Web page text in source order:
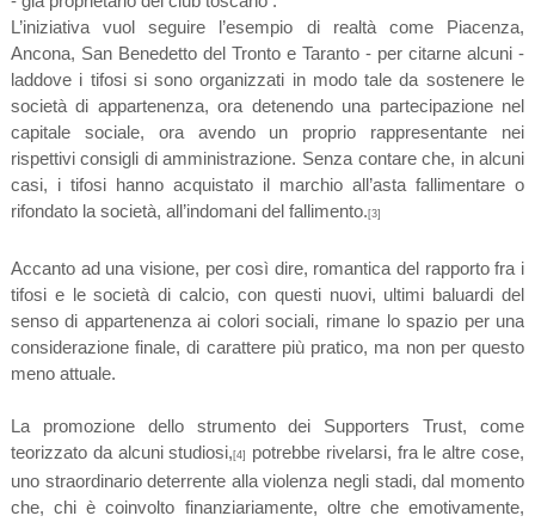
L’iniziativa vuol seguire l’esempio di realtà come Piacenza,
Ancona, San Benedetto del Tronto e Taranto - per citarne alcuni -
laddove i tifosi si sono organizzati in modo tale da sostenere le
società di appartenenza, ora detenendo una partecipazione nel
capitale sociale, ora avendo un proprio rappresentante nei
rispettivi consigli di amministrazione. Senza contare che, in alcuni
casi, i tifosi hanno acquistato il marchio all’asta fallimentare o
rifondato la società, all’indomani del fallimento. [3]
Accanto ad una visione, per così dire, romantica del rapporto fra i
tifosi e le società di calcio, con questi nuovi, ultimi baluardi del
senso di appartenenza ai colori sociali, rimane lo spazio per una
considerazione finale, di carattere più pratico, ma non per questo
meno attuale.
La promozione dello strumento dei Supporters Trust, come
teorizzato da alcuni studiosi,[4]
potrebbe rivelarsi, fra le altre cose,
uno straordinario deterrente alla violenza negli stadi, dal momento
che, chi è coinvolto finanziariamente, oltre che emotivamente,